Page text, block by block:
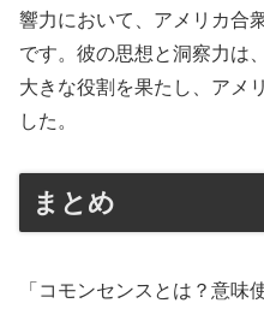
響力において、アメリカ合
です。彼の思想と洞察力は
大きな役割を果たし、アメ
した。
まとめ
「コモンセンスとは？意味